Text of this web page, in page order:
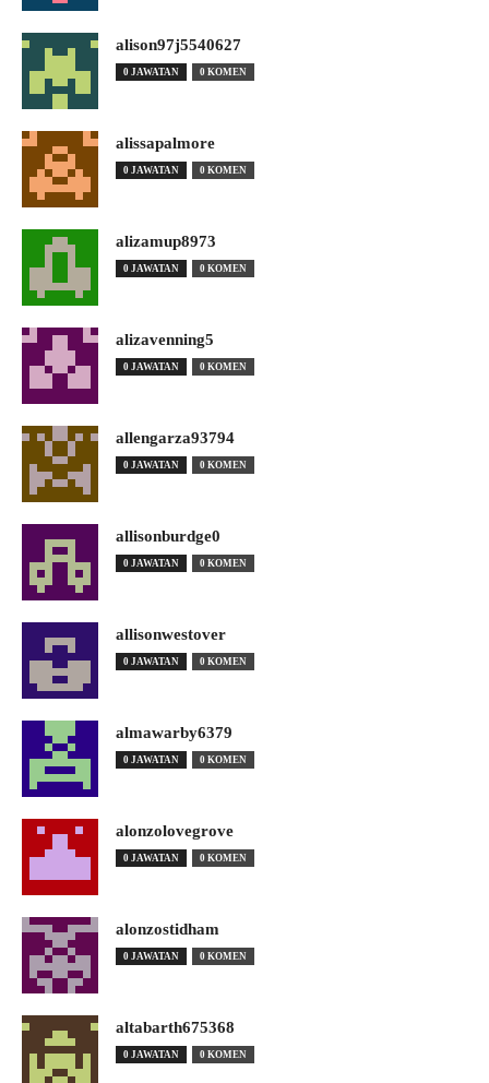
alison97j5540627
0 JAWATAN 0 KOMEN
alissapalmore
0 JAWATAN 0 KOMEN
alizamup8973
0 JAWATAN 0 KOMEN
alizavenning5
0 JAWATAN 0 KOMEN
allengarza93794
0 JAWATAN 0 KOMEN
allisonburdge0
0 JAWATAN 0 KOMEN
allisonwestover
0 JAWATAN 0 KOMEN
almawarby6379
0 JAWATAN 0 KOMEN
alonzolovegrove
0 JAWATAN 0 KOMEN
alonzostidham
0 JAWATAN 0 KOMEN
altabarth675368
0 JAWATAN 0 KOMEN